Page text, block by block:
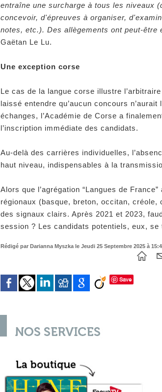
entraîne une surcharge à tous les niveaux
concevoir, d'épreuves à organiser,
notes, etc.). Des allègements ont peut-être
Gaëtan Le Lu.
Une exception corse
Le cas de la langue corse illustre
laissé entendre qu’aucun concours
échanges, l’Académie de Corse a
l’inscription immédiate des candidats.
Au-delà des carrières individuelles,
haut niveau, indispensables à la
Alors que l’agrégation “Langues de
régionaux (basque, breton, occitan,
des signaux clairs. Après 2021 et 2023,
session ? Les candidats potentiels, eux, se
Rédigé par Darianna Myszka le Jeudi 25 Septembre 2025 à
Save